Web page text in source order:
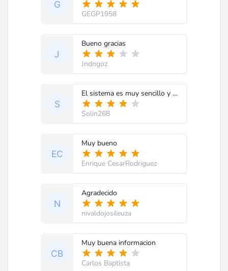
GEGP1958
Bueno gracias
Jndngoz
El sistema es muy sencillo y bastante grafico y facil de entender, gracias por el aporte, me ha sido muy util.
Solin268
Muy bueno
Enrique CesarRodriguez
Agradecido
nivaldojosileuza
Muy buena informacion
Carlos Baptista